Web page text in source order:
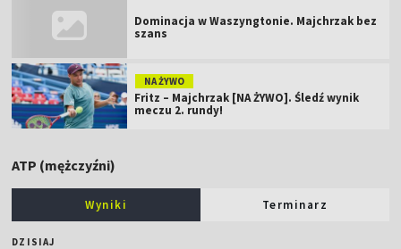
Dominacja w Waszyngtonie. Majchrzak bez
szans
NA ŻYWO
Fritz – Majchrzak [NA ŻYWO]. Śledź wynik
meczu 2. rundy!
ATP (mężczyźni)
Wyniki Terminarz
DZISIAJ